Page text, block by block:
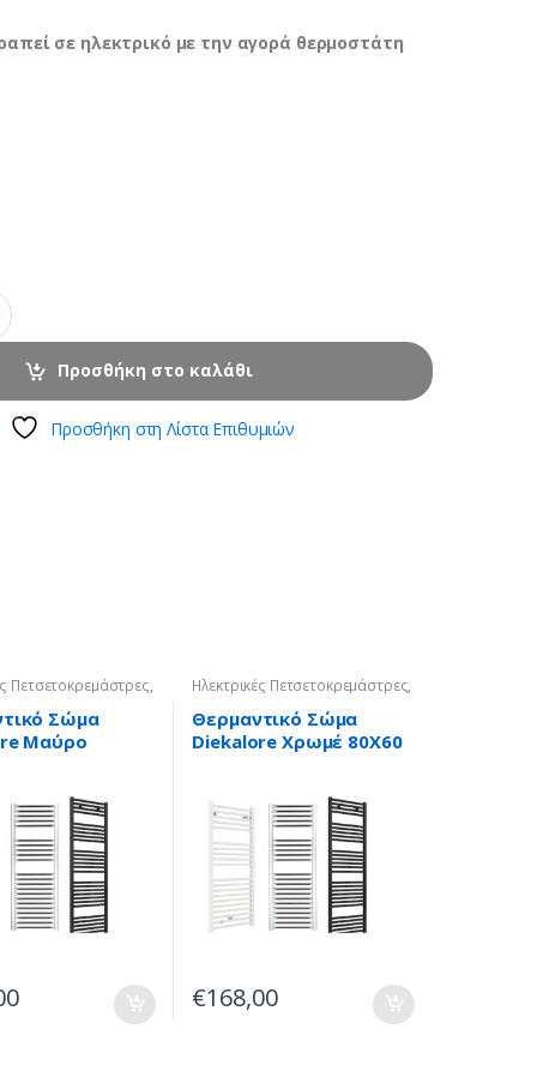
σε ηλεκτρικό με την αγορά θερμοστάτη
Προσθήκη στο καλάθι
Προσθήκη στη Λίστα Επιθυμιών
Πετσετοκρεμάστρες,
,
Σώματα-Σώμα
Μαύρο
Ηλεκτρικές Πετσετοκρεμάστρες,
Υδραυλικές
Πετσετοκρεμάστρες,
Θερμαντικά Σώματα-
Πετσετοκρεμάστρες
Θερμαντικό Σώμα
Diekalore Χρωμέ 80X60
€168,00